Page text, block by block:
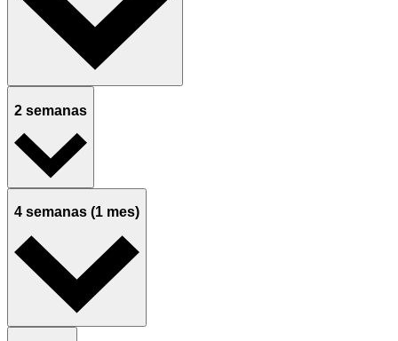
2 semanas
4 semanas (1 mes)